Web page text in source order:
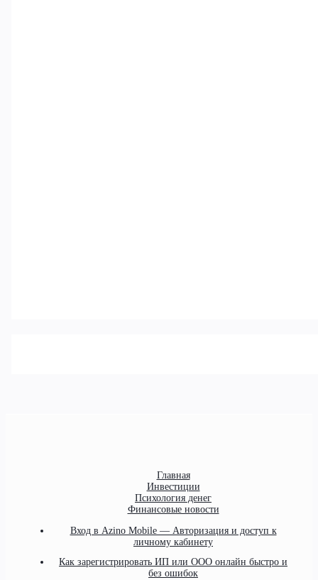
Главная
Инвестиции
Психология денег
Финансовые новости
Вход в Azino Mobile — Авторизация и доступ к
личному кабинету
Как зарегистрировать ИП или ООО онлайн быстро и
без ошибок